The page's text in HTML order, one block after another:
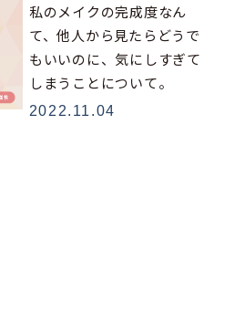
私のメイクの完成度なん
て、他人から見たらどうで
もいいのに、気にしすぎて
しまうことについて。
2022.11.04